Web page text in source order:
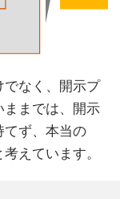
でなく、開示プ
ままでは、開示
てず、本当の
えています。